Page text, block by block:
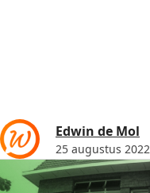
Edwin de Mol
25 augustus 2022